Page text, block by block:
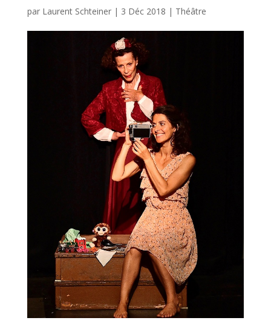
par Laurent Schteiner| 3 Déc 2018 | Théâtre